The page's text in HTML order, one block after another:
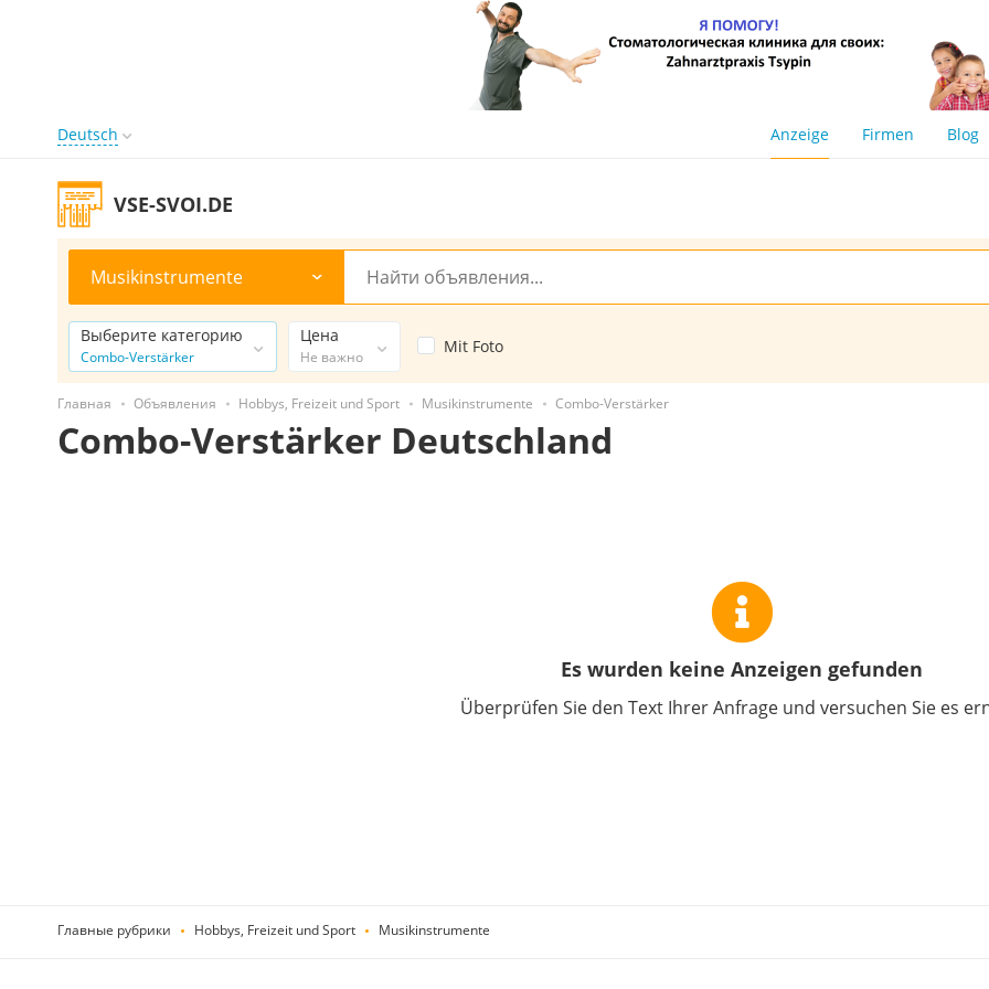
Deutsch Anzeige Firmen Blog
VSE-SVOI.DE
Musikinstrumente
Выберите категорию
Combo-Verstärker
Цена
Не важно
Mit Foto
Главная Объявления Hobbys, Freizeit und Sport Musikinstrumente Combo-Verstärker
Combo-Verstärker Deutschland
Es wurden keine Anzeigen gefunden
Überprüfen Sie den Text Ihrer Anfrage und versuchen Sie es
Главные рубрики Hobbys, Freizeit und Sport Musikinstrumente